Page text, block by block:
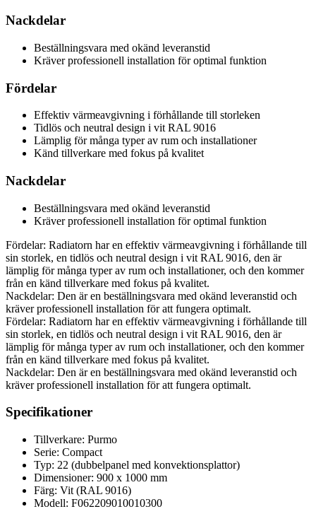
Nackdelar
Beställningsvara med okänd leveranstid
Kräver professionell installation för optimal funktion
Fördelar
Effektiv värmeavgivning i förhållande till storleken
Tidlös och neutral design i vit RAL 9016
Lämplig för många typer av rum och installationer
Känd tillverkare med fokus på kvalitet
Nackdelar
Beställningsvara med okänd leveranstid
Kräver professionell installation för optimal funktion
Fördelar: Radiatorn har en effektiv värmeavgivning i förhållande till
sin storlek, en tidlös och neutral design i vit RAL 9016, den är
lämplig för många typer av rum och installationer, och den kommer
från en känd tillverkare med fokus på kvalitet.
Nackdelar: Den är en beställningsvara med okänd leveranstid och
kräver professionell installation för att fungera optimalt.
Fördelar: Radiatorn har en effektiv värmeavgivning i förhållande till
sin storlek, en tidlös och neutral design i vit RAL 9016, den är
lämplig för många typer av rum och installationer, och den kommer
från en känd tillverkare med fokus på kvalitet.
Nackdelar: Den är en beställningsvara med okänd leveranstid och
kräver professionell installation för att fungera optimalt.
Specifikationer
Tillverkare: Purmo
Serie: Compact
Typ: 22 (dubbelpanel med konvektionsplattor)
Dimensioner: 900 x 1000 mm
Färg: Vit (RAL 9016)
Modell: F062209010010300